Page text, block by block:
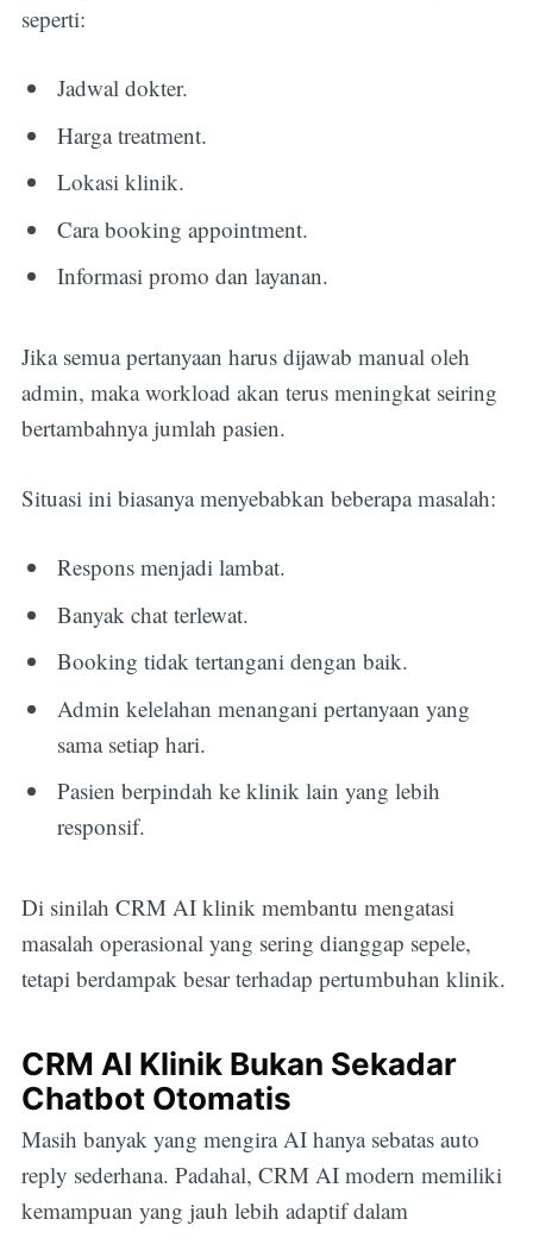
seperti:
Jadwal dokter.
Harga treatment.
Lokasi klinik.
Cara booking appointment.
Informasi promo dan layanan.
Jika semua pertanyaan harus dijawab manual oleh
admin, maka workload akan terus meningkat seiring
bertambahnya jumlah pasien.
Situasi ini biasanya menyebabkan beberapa masalah:
Respons menjadi lambat.
Banyak chat terlewat.
Booking tidak tertangani dengan baik.
Admin kelelahan menangani pertanyaan yang
sama setiap hari.
Pasien berpindah ke klinik lain yang lebih
responsif.
Di sinilah CRM AI klinik membantu mengatasi
masalah operasional yang sering dianggap sepele,
tetapi berdampak besar terhadap pertumbuhan klinik.
CRM AI Klinik Bukan Sekadar
Chatbot Otomatis
Masih banyak yang mengira AI hanya sebatas auto
reply sederhana. Padahal, CRM AI modern memiliki
kemampuan yang jauh lebih adaptif dalam